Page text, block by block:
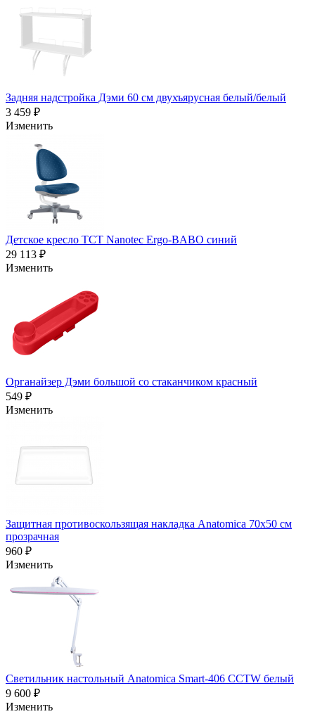
Задняя надстройка Дэми 60 см двухъярусная белый/белый
3 459 ₽
Изменить
Детское кресло TCT Nanotec Ergo-BABO синий
29 113 ₽
Изменить
Органайзер Дэми большой со стаканчиком красный
549 ₽
Изменить
Защитная противоскользящая накладка Anatomica 70х50 см
прозрачная
960 ₽
Изменить
Светильник настольный Anatomica Smart-406 CCTW белый
9 600 ₽
Изменить